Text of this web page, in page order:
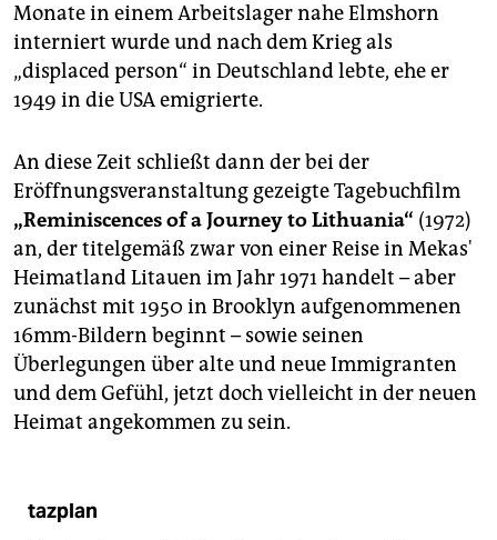
Monate in einem Arbeitslager nahe Elmshorn
interniert wurde und nach dem Krieg als
„displaced person“ in Deutschland lebte, ehe er
1949 in die USA emigrierte.
An diese Zeit schließt dann der bei der
Eröffnungsveranstaltung gezeigte Tagebuchfilm
„Reminiscences of a Journey to Lithuania“ (1972)
an, der titelgemäß zwar von einer Reise in Mekas'
Heimatland Litauen im Jahr 1971 handelt – aber
zunächst mit 1950 in Brooklyn aufgenommenen
16mm-Bildern beginnt – sowie seinen
Überlegungen über alte und neue Immigranten
und dem Gefühl, jetzt doch vielleicht in der neuen
Heimat angekommen zu sein.
tazplan